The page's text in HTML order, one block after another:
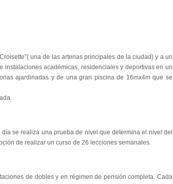
una de las arterias principales de la ciudad) y a un
instalaciones académicas, residenciales y deportivas en un
ajardinadas y de una gran piscina de 16mx4m que se
se realiza una prueba de nivel que determina el nivel del
de realizar un curso de 26 lecciones semanales.
de dobles y en régimen de pensión completa. Cada